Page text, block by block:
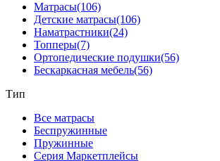
Матрасы(106)
Детские матрасы(106)
Наматрастники(24)
Топперы(7)
Ортопедические подушки(56)
Бескаркасная мебель(56)
Тип
Все матрасы
Беспружинные
Пружинные
Серия Маркетплейсы